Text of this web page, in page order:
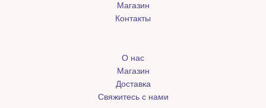
Магазин
Контакты
О нас
Магазин
Доставка
Свяжитесь с нами